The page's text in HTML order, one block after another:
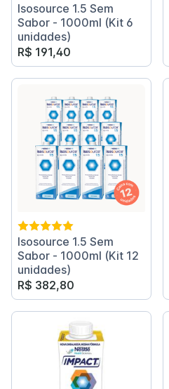
Isosource 1.5 Sem
Sabor - 1000ml (Kit 6
unidades)
R$ 191,40
Isosource 1.5 Sem
Sabor - 1000ml (Kit 12
unidades)
R$ 382,80